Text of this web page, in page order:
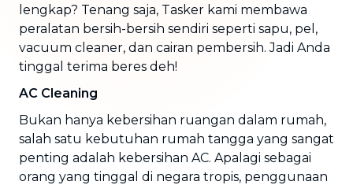
lengkap? Tenang saja, Tasker kami membawa
peralatan bersih-bersih sendiri seperti sapu, pel,
vacuum cleaner, dan cairan pembersih. Jadi Anda
tinggal terima beres deh!
AC Cleaning
Bukan hanya kebersihan ruangan dalam rumah,
salah satu kebutuhan rumah tangga yang sangat
penting adalah kebersihan AC. Apalagi sebagai
orang yang tinggal di negara tropis, penggunaan